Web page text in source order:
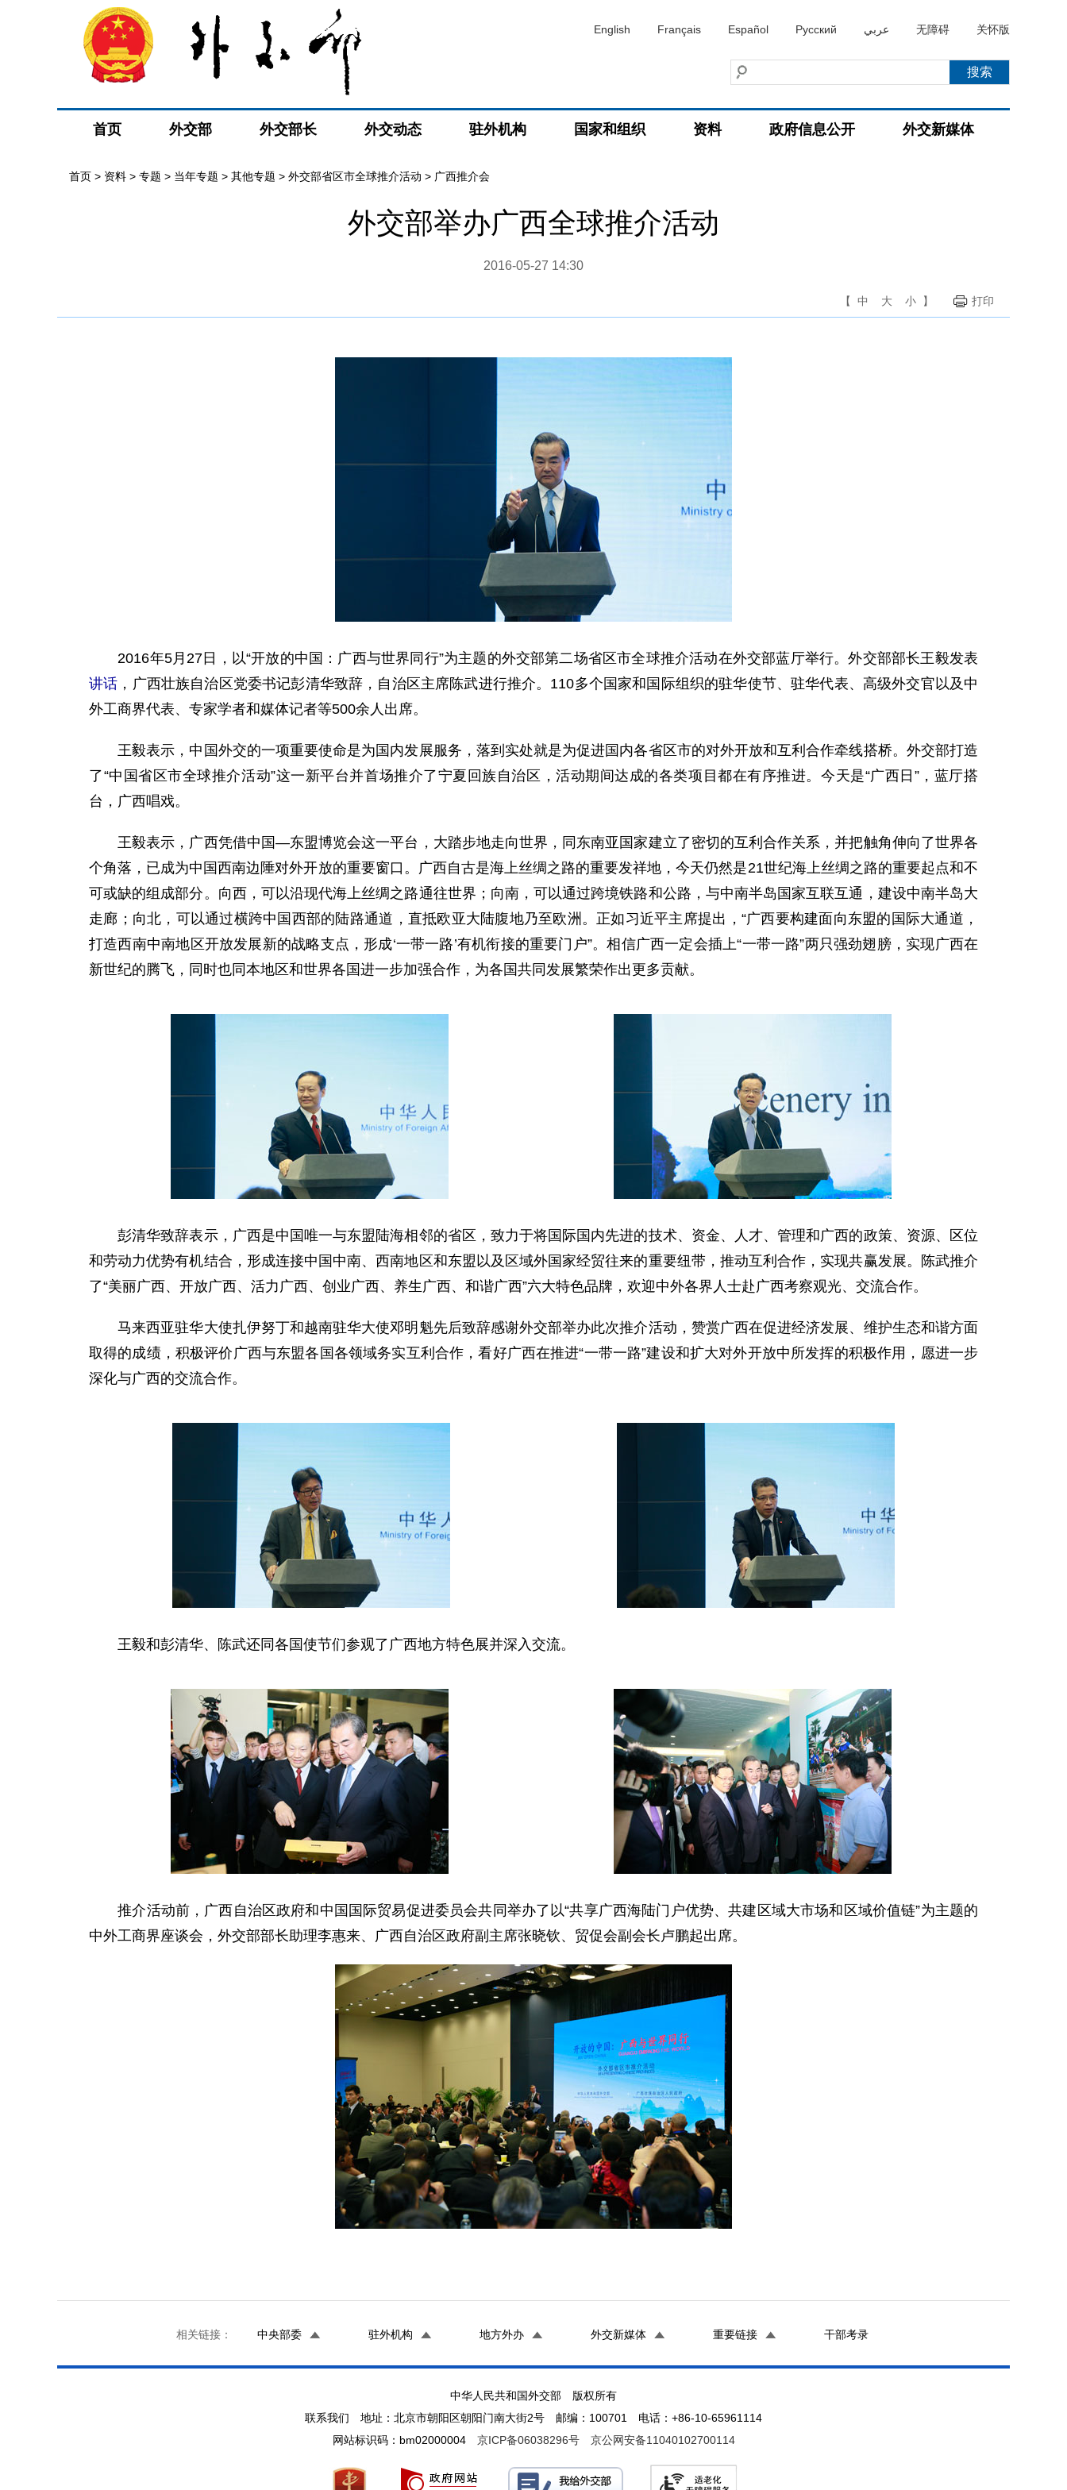
English Français Español Русский عربي 无障碍 关怀版
首页 外交部 外交部长 外交动态 驻外机构 国家和组织 资料 政府信息公开 外交新媒体
首页 > 资料 > 专题 > 当年专题 > 其他专题 > 外交部省区市全球推介活动 > 广西推介会
外交部举办广西全球推介活动
2016-05-27 14:30
【 中 大 小 】 打印
2016年5月27日，以“开放的中国：广西与世界同行”为主题的外交部第二场省区市全球推介活动在外交部蓝厅举行。外交部部长王毅发表
讲话 ，广西壮族自治区党委书记彭清华致辞，自治区主席陈武进行推介。110多个国家和国际组织的驻华使节、驻华代表、高级外交官以及中
外工商界代表、专家学者和媒体记者等500余人出席。
王毅表示，中国外交的一项重要使命是为国内发展服务，落到实处就是为促进国内各省区市的对外开放和互利合作牵线搭桥。外交部打造
了“中国省区市全球推介活动”这一新平台并首场推介了宁夏回族自治区，活动期间达成的各类项目都在有序推进。今天是“广西日”，蓝厅搭
台，广西唱戏。
王毅表示，广西凭借中国—东盟博览会这一平台，大踏步地走向世界，同东南亚国家建立了密切的互利合作关系，并把触角伸向了世界各
个角落，已成为中国西南边陲对外开放的重要窗口。广西自古是海上丝绸之路的重要发祥地，今天仍然是21世纪海上丝绸之路的重要起点和不
可或缺的组成部分。向西，可以沿现代海上丝绸之路通往世界；向南，可以通过跨境铁路和公路，与中南半岛国家互联互通，建设中南半岛大
走廊；向北，可以通过横跨中国西部的陆路通道，直抵欧亚大陆腹地乃至欧洲。正如习近平主席提出，“广西要构建面向东盟的国际大通道，
打造西南中南地区开放发展新的战略支点，形成‘一带一路’有机衔接的重要门户”。相信广西一定会插上“一带一路”两只强劲翅膀，实现广西在
新世纪的腾飞，同时也同本地区和世界各国进一步加强合作，为各国共同发展繁荣作出更多贡献。
彭清华致辞表示，广西是中国唯一与东盟陆海相邻的省区，致力于将国际国内先进的技术、资金、人才、管理和广西的政策、资源、区位
和劳动力优势有机结合，形成连接中国中南、西南地区和东盟以及区域外国家经贸往来的重要纽带，推动互利合作，实现共赢发展。陈武推介
了“美丽广西、开放广西、活力广西、创业广西、养生广西、和谐广西”六大特色品牌，欢迎中外各界人士赴广西考察观光、交流合作。
马来西亚驻华大使扎伊努丁和越南驻华大使邓明魁先后致辞感谢外交部举办此次推介活动，赞赏广西在促进经济发展、维护生态和谐方面
取得的成绩，积极评价广西与东盟各国各领域务实互利合作，看好广西在推进“一带一路”建设和扩大对外开放中所发挥的积极作用，愿进一步
深化与广西的交流合作。
王毅和彭清华、陈武还同各国使节们参观了广西地方特色展并深入交流。
推介活动前，广西自治区政府和中国国际贸易促进委员会共同举办了以“共享广西海陆门户优势、共建区域大市场和区域价值链”为主题的
中外工商界座谈会，外交部部长助理李惠来、广西自治区政府副主席张晓钦、贸促会副会长卢鹏起出席。
相关链接： 中央部委 驻外机构 地方外办 外交新媒体 重要链接 干部考录
中华人民共和国外交部 版权所有
联系我们 地址：北京市朝阳区朝阳门南大街2号 邮编：100701 电话：+86-10-65961114
网站标识码：bm02000004 京ICP备06038296号 京公网安备11040102700114